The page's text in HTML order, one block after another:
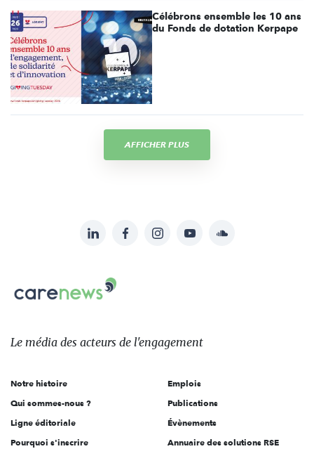
Célébrons ensemble les 10 ans
du Fonds de dotation Kerpape
AFFICHER PLUS
sur:
LinkedInFacebookInstagramYouTubeSoundcloud
Carenews,
Le
des
l'engagement
Le média des acteurs de l'engagement
Notre histoire
Qui sommes-nous ?
Ligne éditoriale
Pourquoi s'inscrire
Emplois
Publications
Évènements
Annuaire des solutions RSE